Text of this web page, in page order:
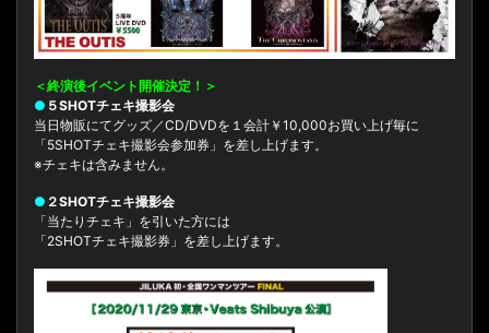
＜終演後イベント開催決定！＞
● ５SHOTチェキ撮影会
当日物販にてグッズ／CD/DVDを１会計￥10,000お買い上げ毎に
「5SHOTチェキ撮影会参加券」を差し上げます。
※チェキは含みません。
● ２SHOTチェキ撮影会
「当たりチェキ」を引いた方には
「2SHOTチェキ撮影券」を差し上げます。